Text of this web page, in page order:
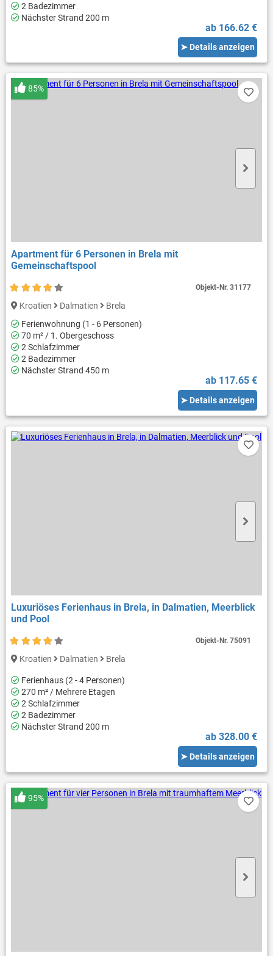
2 Badezimmer
Nächster Strand 200 m
ab 166.62 €
➤ Details anzeigen
Apartment für 6 Personen in Brela mit
Gemeinschaftspool
85%
Kroatien Dalmatien
Brela
Ferienwohnung (1 - 6 Personen)
70 m² / 1. Obergeschoss
2 Schlafzimmer
2 Badezimmer
Nächster Strand 450 m
ab 117.65 €
➤ Details anzeigen
Objekt-Nr.31177
Luxuriöses Ferienhaus in Brela, in Dalmatien, Meerblick
und Pool
Kroatien Dalmatien Brela
Ferienhaus (2 - 4 Personen)
270 m² / Mehrere Etagen
2 Schlafzimmer
2 Badezimmer
Nächster Strand 200 m
ab 328.00 €
➤ Details anzeigen
Objekt-Nr.75091
95%